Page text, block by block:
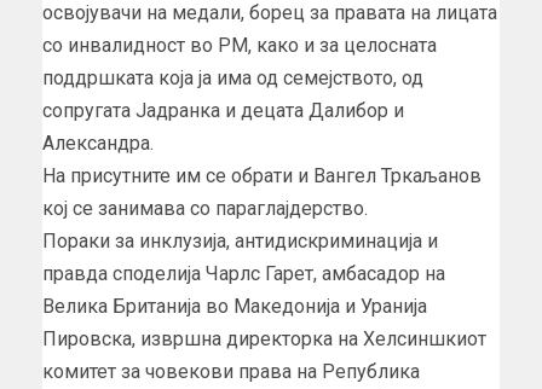
освојувачи на медали, борец за правата на лицата
со инвалидност во РМ, како и за целосната
поддршката која ја има од семејството, од
сопругата Јадранка и децата Далибор и
Александра.
На присутните им се обрати и Вангел Тркаљанов
кој се занимава со параглајдерство.
Пораки за инклузија, антидискриминација и
правда споделија Чарлс Гарет, амбасадор на
Велика Британија во Македонија и Уранија
Пировска, извршна директорка на Хелсиншкиот
комитет за човекови права на Република